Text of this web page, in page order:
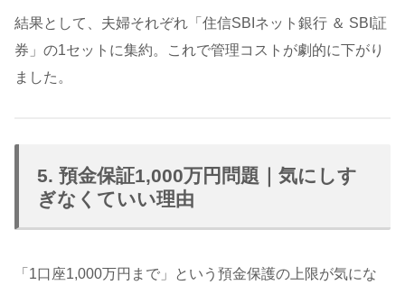
結果として、夫婦それぞれ「住信SBIネット銀行 ＆ SBI証
券」の1セットに集約。これで管理コストが劇的に下がり
ました。
5. 預金保証1,000万円問題｜気にしす
ぎなくていい理由
「1口座1,000万円まで」という預金保護の上限が気にな